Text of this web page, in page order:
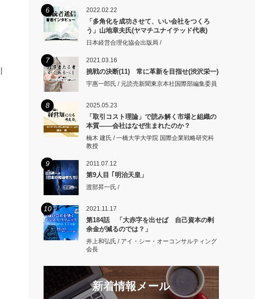
6 2022.02.22
「多角化を成功させて、いい会社をつくろ
う」山地章夫氏(ヤマチユナイテッド代表)
日本経営合理化協会出版局 /
7 2021.03.16
挑戦の決断(11) 常に革新を目指せ(渋沢栄一)
宇惠一郎氏 / 元読売新聞東京本社国際部編集委員
8 2025.05.23
「取引コスト理論」で読み解く市場と組織の
本質――会社はなぜ生まれたのか？
楠木 建氏 / 一橋大学大学院 国際企業戦略研究科
教授
9 2011.07.12
第9人目 ｢明治天皇」
渡部昇一氏 /
10 2021.11.17
第184話 「大赤字を出せば 自己資本の剰
余金が減るのでは？」
井上和弘氏 / アイ・シー・オーコンサルティング
会長
新着情報メール